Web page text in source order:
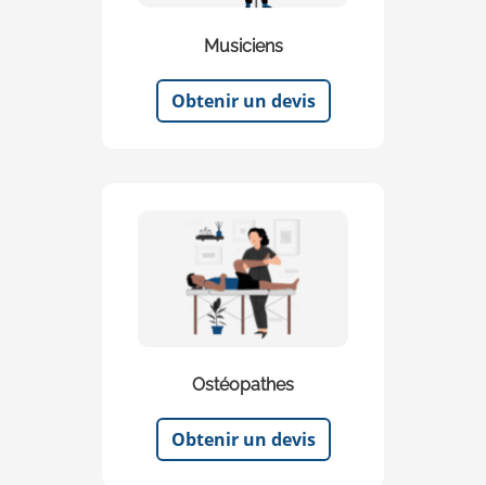
Musiciens
Obtenir un devis
Ostéopathes
Obtenir un devis